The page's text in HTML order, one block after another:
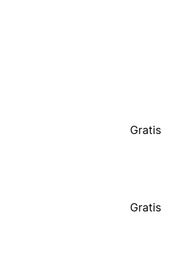
Gratis
Gratis